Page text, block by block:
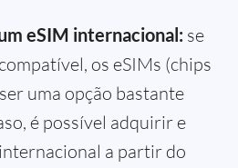
eSIM internacional: se
os eSIMs (chips
uma opção bastante
é possível adquirir e
a partir do